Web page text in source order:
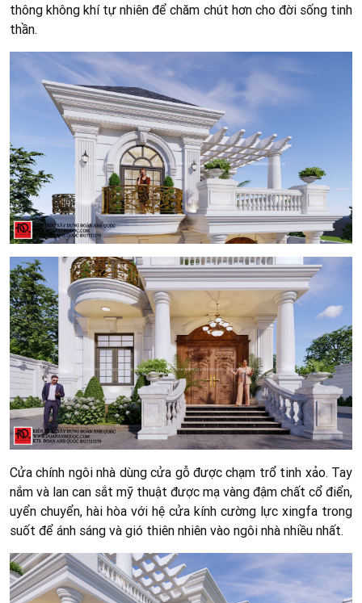
thông không khí tự nhiên để chăm chút hơn cho đời sống tinh
thần.
Cửa chính ngôi nhà dùng cửa gỗ được chạm trổ tinh xảo. Tay
nắm và lan can sắt mỹ thuật được mạ vàng đậm chất cổ điển,
uyển chuyển, hài hòa với hệ cửa kính cường lực xingfa trong
suốt để ánh sáng và gió thiên nhiên vào ngôi nhà nhiều nhất.